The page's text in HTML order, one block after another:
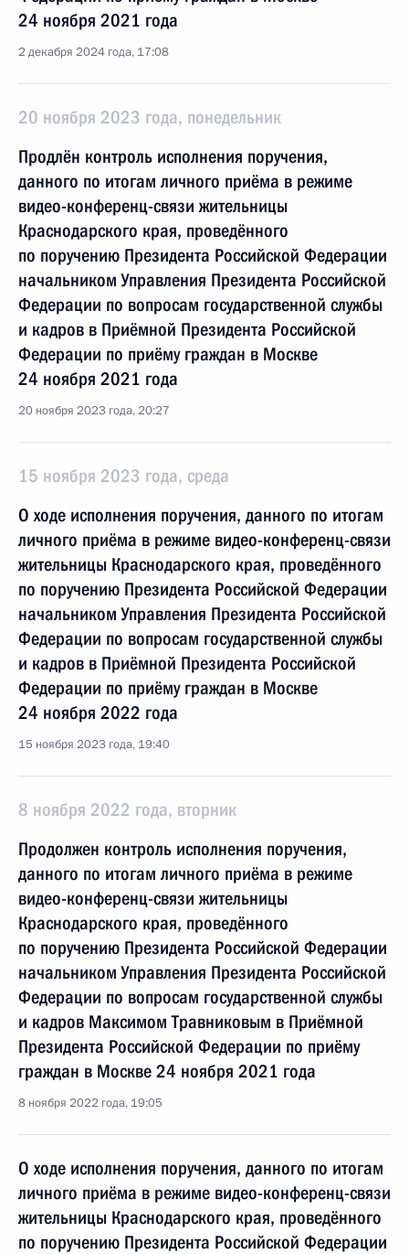
24 ноября 2021 года
2 декабря 2024 года, 17:08
20 ноября 2023 года, понедельник
Продлён контроль исполнения поручения,
данного по итогам личного приёма в режиме
видео-конференц-связи жительницы
Краснодарского края, проведённого
по поручению Президента Российской Федерации
начальником Управления Президента Российской
Федерации по вопросам государственной службы
и кадров в Приёмной Президента Российской
Федерации по приёму граждан в Москве
24 ноября 2021 года
20 ноября 2023 года, 20:27
15 ноября 2023 года, среда
О ходе исполнения поручения, данного по итогам
личного приёма в режиме видео-конференц-связи
жительницы Краснодарского края, проведённого
по поручению Президента Российской Федерации
начальником Управления Президента Российской
Федерации по вопросам государственной службы
и кадров в Приёмной Президента Российской
Федерации по приёму граждан в Москве
24 ноября 2022 года
15 ноября 2023 года, 19:40
8 ноября 2022 года, вторник
Продолжен контроль исполнения поручения,
данного по итогам личного приёма в режиме
видео-конференц-связи жительницы
Краснодарского края, проведённого
по поручению Президента Российской Федерации
начальником Управления Президента Российской
Федерации по вопросам государственной службы
и кадров Максимом Травниковым в Приёмной
Президента Российской Федерации по приёму
граждан в Москве 24 ноября 2021 года
8 ноября 2022 года, 19:05
О ходе исполнения поручения, данного по итогам
личного приёма в режиме видео-конференц-связи
жительницы Краснодарского края, проведённого
по поручению Президента Российской Федерации